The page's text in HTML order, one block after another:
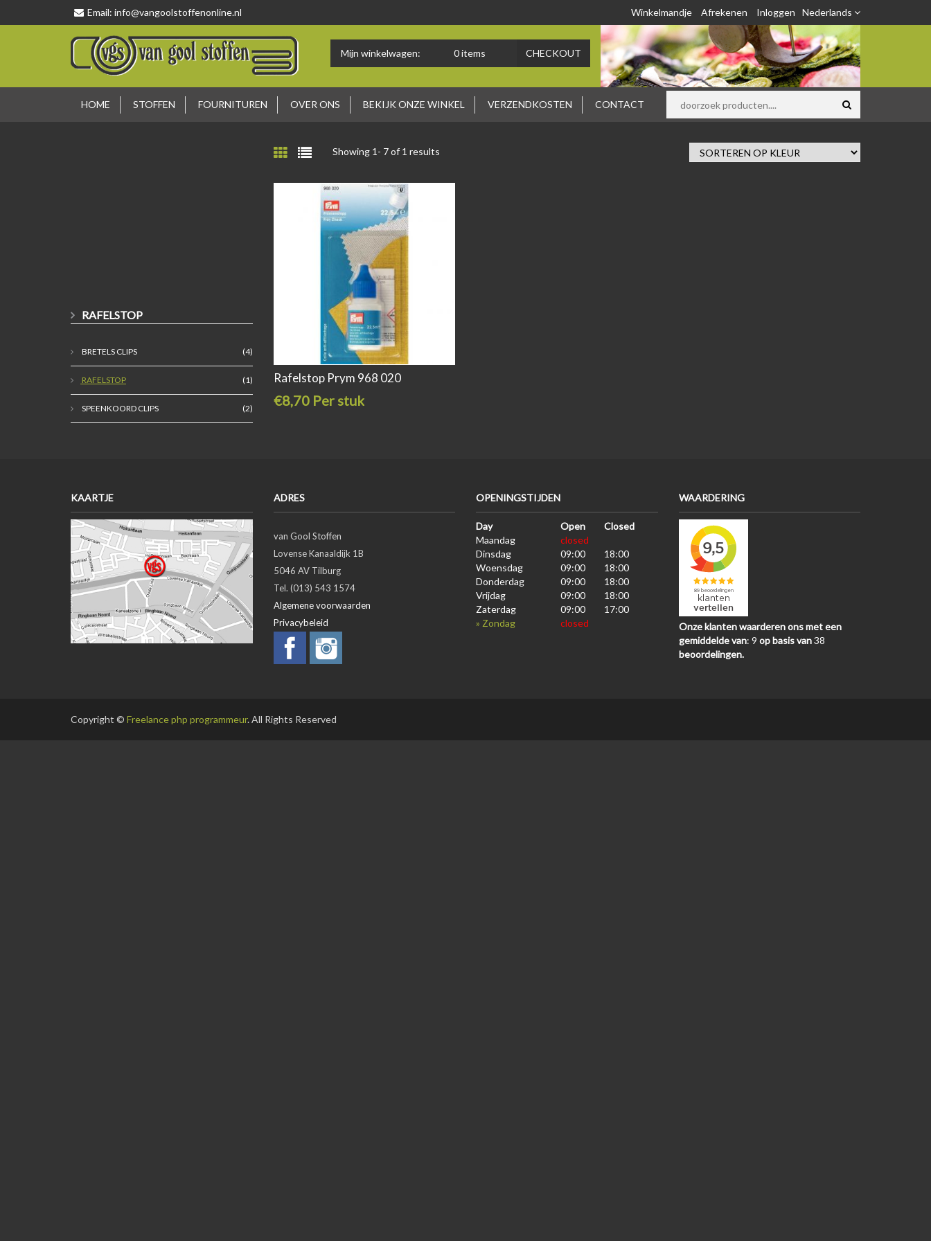
Email: info@vangoolstoffenonline.nl Nederlands
Winkelmandje Afrekenen Inloggen
Mijn winkelwagen: 0items CHECKOUT
HOME STOFFEN FOURNITUREN OVER ONS BEKIJK ONZE WINKEL VERZENDKOSTEN CONTACT
RAFELSTOP
BRETELS CLIPS (4)
RAFELSTOP (1)
SPEENKOORD CLIPS (2)
Showing 1- 7of 1 results
Rafelstop Prym 968 020
€8,70 Per stuk
KAARTJE ADRES
van Gool Stoffen
Lovense Kanaaldijk 1B
5046 AV Tilburg
Tel. (013) 543 1574
Algemene voorwaarden
Privacybeleid
OPENINGSTIJDEN
Day Open
Closed
Maandag
closed
Dinsdag
09:00
18:00
Woensdag
09:00
18:00
Donderdag
09:00
18:00
Vrijdag
09:00
18:00
Zaterdag
09:00
17:00
» Zondag
closed
WAARDERING
Onze klanten waarderen ons met een
gemiddelde van: 9 op basis van 38
beoordelingen.
Copyright © Freelance php programmeur. All Rights Reserved